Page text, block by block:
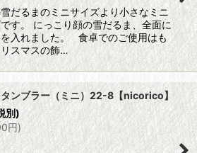
だるまのミニサイズより小さなミニ
す。 にっこり顔の雪だるま、全面に
入れました。 食卓でのご使用はも
スマスの飾…
ンブラー（ミニ）22-8【nicorico】
別)
円)